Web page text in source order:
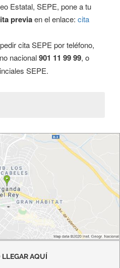
Estatal, SEPE, pone a tu
previaen el enlace: cita
cita SEPE por teléfono,
nacional901 11 99 99, o
SEPE.
AQUÍ